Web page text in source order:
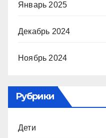
Январь 2025
Декабрь 2024
Ноябрь 2024
Рубрики
Дети